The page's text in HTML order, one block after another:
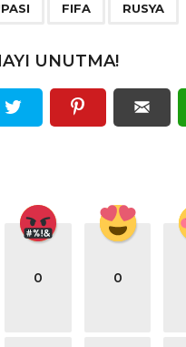
FIFA RUSYA
UNUTMA!
0 0